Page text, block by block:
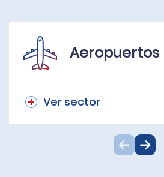
Aeropuertos
Ver sector